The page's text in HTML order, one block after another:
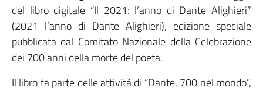
del libro digitale “Il 2021: l’anno di Dante Alighieri”
(2021 l’anno di Dante Alighieri), edizione speciale
pubblicata dal Comitato Nazionale della Celebrazione
dei 700 anni della morte del poeta.
Il libro fa parte delle attività di “Dante, 700 nel mondo”,